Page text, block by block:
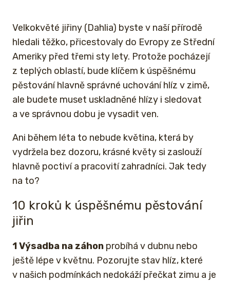
Velkokvěté jiřiny (Dahlia) byste v naší přírodě
hledali těžko, přicestovaly do Evropy ze Střední
Ameriky před třemi sty lety. Protože pocházejí
z teplých oblastí, bude klíčem k úspěšnému
pěstování hlavně správné uchování hlíz v zimě,
ale budete muset uskladněné hlízy i sledovat
a ve správnou dobu je vysadit ven.
Ani během léta to nebude květina, která by
vydržela bez dozoru, krásné květy si zaslouží
hlavně poctiví a pracovití zahradníci. Jak tedy
na to?
10 kroků k úspěšnému pěstování
jiřin
1 Výsadba na záhon probíhá v dubnu nebo
ještě lépe v květnu. Pozorujte stav hlíz, které
v našich podmínkách nedokáží přečkat zimu a je